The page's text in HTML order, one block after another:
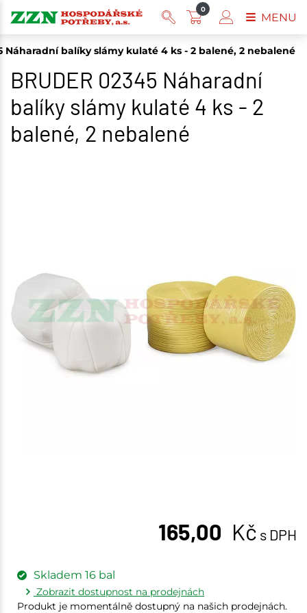
Náharadní balíky slámy kulaté 4 ks - 2 balené, 2 nebalené
BRUDER 02345 Náharadní
balíky slámy kulaté 4 ks - 2
balené, 2 nebalené
165,00 Kč s DPH
Skladem 16 bal
Zobrazit dostupnost na prodejnách
Produkt je momentálně dostupný na našich prodejnách.
0
MENU